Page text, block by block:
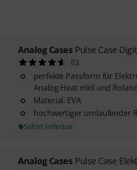
Analog Cases Pulse Case
83
perfekte Passform für
Analog Heat mkII und
Material: EVA
hochwertiger umlaufender
Sofort lieferbar
Analog Cases Pulse Case